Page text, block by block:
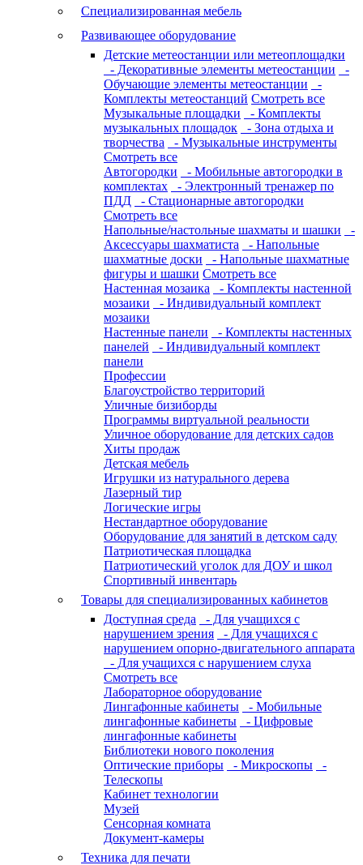
Специализированная мебель
Развивающее оборудование
Детские метеостанции или метеоплощадки
- Декоративные элементы метеостанции
-
Обучающие элементы метеостанции
-
Комплекты метеостанций Смотреть все
Музыкальные площадки
- Комплекты
музыкальных площадок
- Зона отдыха и
творчества
- Музыкальные инструменты
Смотреть все
Автогородки
- Мобильные автогородки в
комплектах
- Электронный тренажер по
ПДД
- Стационарные автогородки
Смотреть все
Напольные/настольные шахматы и шашки
-
Аксессуары шахматиста
- Напольные
шахматные доски
- Напольные шахматные
фигуры и шашки Смотреть все
Настенная мозаика
- Комплекты настенной
мозаики
- Индивидуальный комплект
мозаики
Настенные панели
- Комплекты настенных
панелей
- Индивидуальный комплект
панели
Профессии
Благоустройство территорий
Уличные бизиборды
Программы виртуальной реальности
Уличное оборудование для детских садов
Хиты продаж
Детская мебель
Игрушки из натурального дерева
Лазерный тир
Логические игры
Нестандартное оборудование
Оборудование для занятий в детском саду
Патриотическая площадка
Патриотический уголок для ДОУ и школ
Спортивный инвентарь
Товары для специализированных кабинетов
Доступная среда
- Для учащихся с
нарушением зрения
- Для учащихся с
нарушением опорно-двигательного аппарата
- Для учащихся с нарушением слуха
Смотреть все
Лабораторное оборудование
Лингафонные кабинеты
- Мобильные
лингафонные кабинеты
- Цифровые
лингафонные кабинеты
Библиотеки нового поколения
Оптические приборы
- Микроскопы
-
Телескопы
Кабинет технологии
Музей
Сенсорная комната
Документ-камеры
Техника для печати